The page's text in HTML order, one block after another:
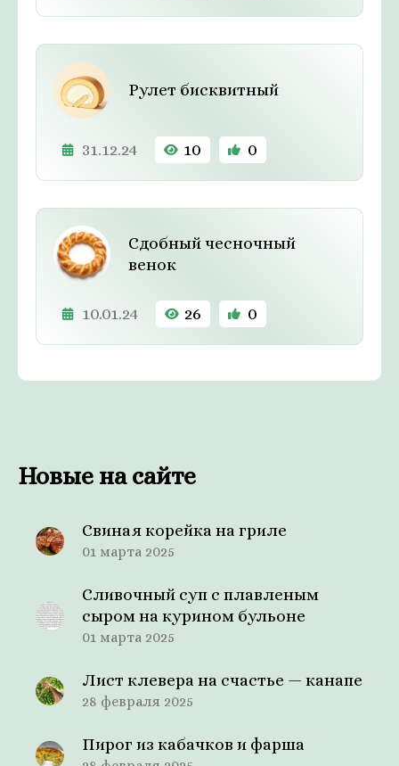
Рулет бисквитный
31.12.24 10 0
Сдобный чесночный
венок
10.01.24 26 0
Новые на сайте
Свиная корейка на гриле
01 марта 2025
Сливочный суп с плавленым
сыром на курином бульоне
01 марта 2025
Лист клевера на счастье — канапе
28 февраля 2025
Пирог из кабачков и фарша